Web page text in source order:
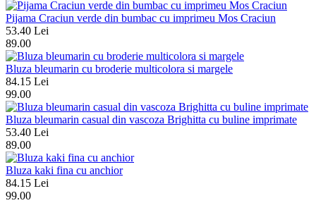
Pijama Craciun verde din bumbac cu imprimeu Mos Craciun
53.40 Lei
89.00
Bluza bleumarin cu broderie multicolora si margele
84.15 Lei
99.00
Bluza bleumarin casual din vascoza Brighitta cu buline imprimate
53.40 Lei
89.00
Bluza kaki fina cu anchior
84.15 Lei
99.00